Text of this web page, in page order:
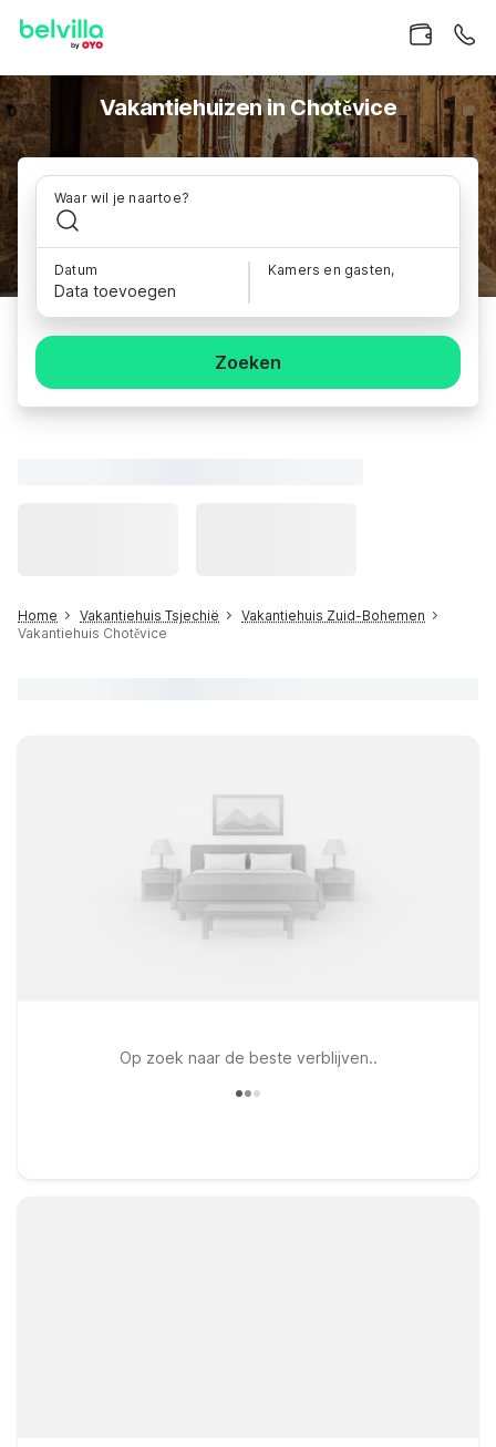
Vakantiehuizen in Chotěvice
Waar wil je naartoe?
Datum
Data toevoegen
Kamers en gasten,
Zoeken
Home Vakantiehuis Tsjechië
Vakantiehuis Zuid-Bohemen
Vakantiehuis Chotěvice
Op zoek naar de beste verblijven..